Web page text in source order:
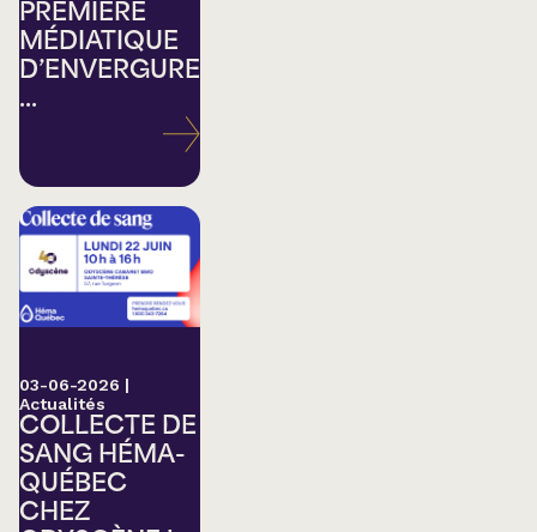
PREMIÈRE
MÉDIATIQUE
D’ENVERGURE
...
03-06-2026 |
Actualités
COLLECTE DE
SANG HÉMA-
QUÉBEC
CHEZ